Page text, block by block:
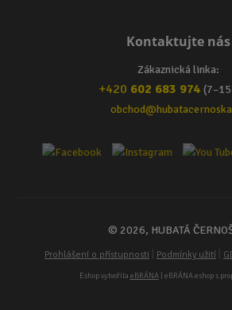
Kontaktujte nás
Zákaznická linka:
+420 602 683 974
© 2026, HUBATÁ
Prohlášení o přístupnosti Podmínky užití
Eshop vytvořila eBRÁNA| eBRÁNA eshop s